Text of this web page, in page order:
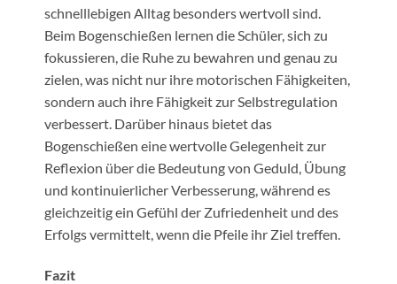
schnelllebigen Alltag besonders wertvoll sind.
Beim Bogenschießen lernen die Schüler, sich zu
fokussieren, die Ruhe zu bewahren und genau zu
zielen, was nicht nur ihre motorischen Fähigkeiten,
sondern auch ihre Fähigkeit zur Selbstregulation
verbessert. Darüber hinaus bietet das
Bogenschießen eine wertvolle Gelegenheit zur
Reflexion über die Bedeutung von Geduld, Übung
und kontinuierlicher Verbesserung, während es
gleichzeitig ein Gefühl der Zufriedenheit und des
Erfolgs vermittelt, wenn die Pfeile ihr Ziel treffen.
Fazit